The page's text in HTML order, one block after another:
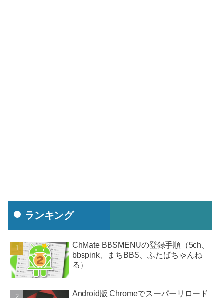
ランキング
ChMate BBSMENUの登録手順（5ch、
bbspink、まちBBS、ふたばちゃんね
る）
Android版 Chromeでスーパーリロード